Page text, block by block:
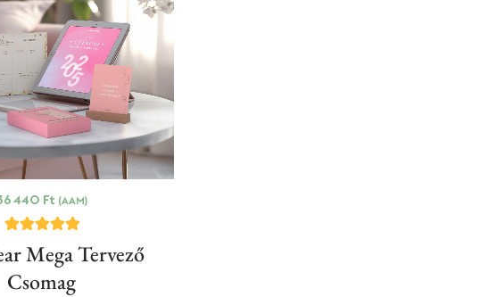
440 Ft (AAM)
5.00
az 5-ből,
értékelés
Mega Tervező
Csomag